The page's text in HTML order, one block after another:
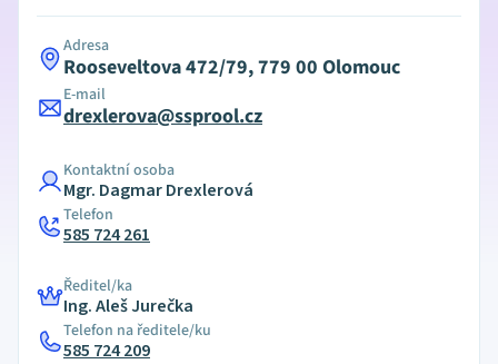
Adresa
Rooseveltova 472/79, 779 00 Olomouc
E-mail
drexlerova@ssprool.cz
Kontaktní osoba
Mgr. Dagmar Drexlerová
Telefon
585 724 261
Ředitel/ka
Ing. Aleš Jurečka
Telefon na ředitele/ku
585 724 209